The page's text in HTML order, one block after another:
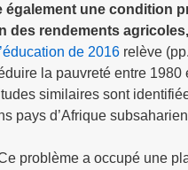
également une condition
des rendements
de 2016 relève
la pauvreté entre 1980
similaires sont
pays d’Afrique
problème a occupé une